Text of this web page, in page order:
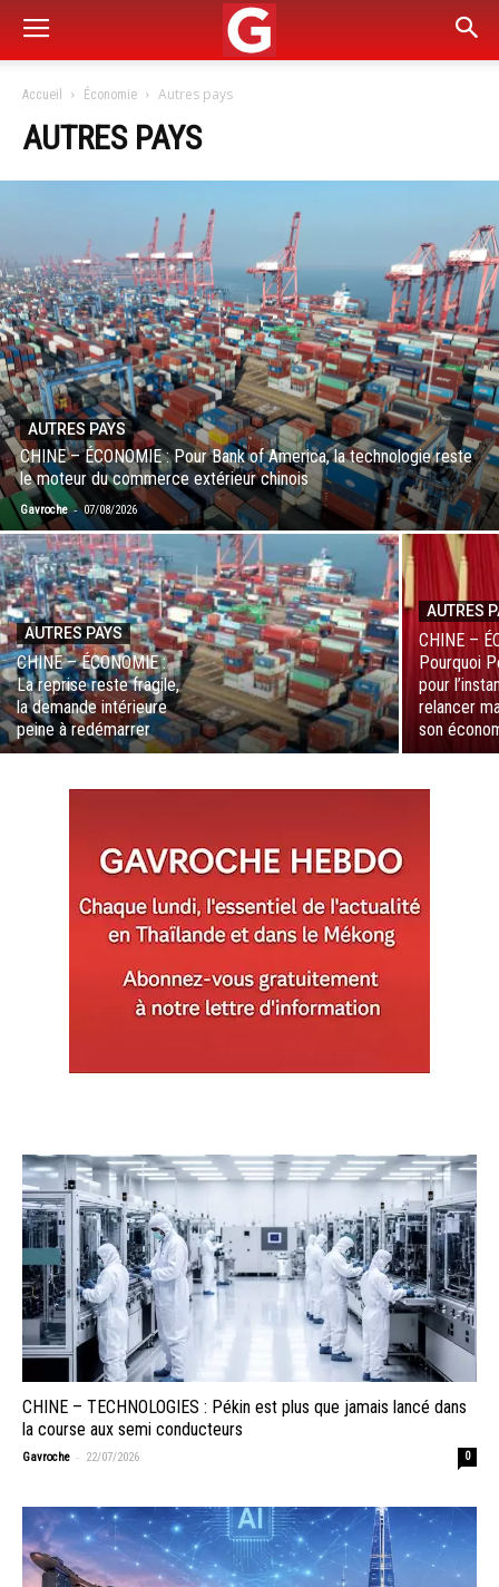
Accueil Économie Autres pays
AUTRES PAYS
AUTRES PAYS
CHINE – ÉCONOMIE : Pour Bank of America, la technologie reste
le moteur du commerce extérieur chinois
Gavroche - 07/08/2026
AUTRES PAYS
CHINE – ÉCONOMIE :
La reprise reste fragile,
la demande intérieure
peine à redémarrer
AUTRES
CHINE –
Pourquoi
pour
relancer
son
CHINE – TECHNOLOGIES : Pékin est plus que jamais lancé dans
la course aux semi conducteurs
Gavroche - 22/07/2026 0